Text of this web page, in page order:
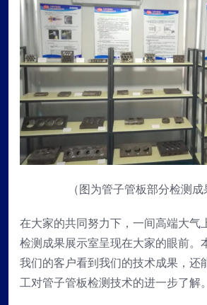
（图为管子管板部分检测成
在大家的共同努力下，一间高端大气
检测成果展示室呈现在大家的眼前。
我们的客户看到我们的技术成果，还
工对管子管板检测技术的进一步了解。